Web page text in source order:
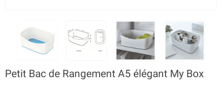
Petit Bac de Rangement A5 élégant My Box